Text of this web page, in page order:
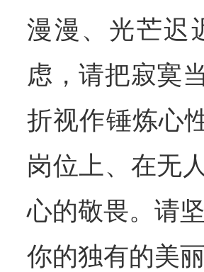
漫漫、光芒迟
虑，请把寂寞
折视作锤炼心
岗位上、在无
心的敬畏。请
你的独有的美